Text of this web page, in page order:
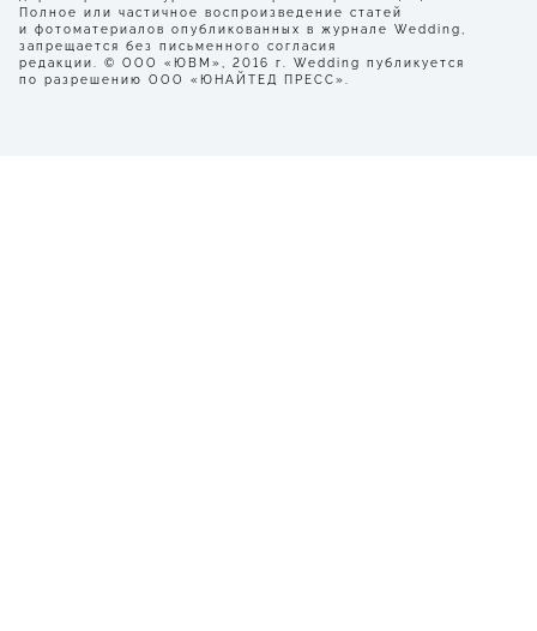
Полное или частичное воспроизведение статей
и фотоматериалов опубликованных в журнале Wedding,
запрещается без письменного согласия
редакции. © ООО «ЮВМ», 2016 г. Wedding публикуется
по разрешению ООО «ЮНАЙТЕД ПРЕСС».